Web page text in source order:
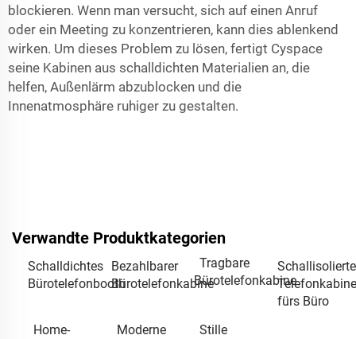
blockieren. Wenn man versucht, sich auf einen Anruf
oder ein Meeting zu konzentrieren, kann dies ablenkend
wirken. Um dieses Problem zu lösen, fertigt Cyspace
seine Kabinen aus schalldichten Materialien an, die
helfen, Außenlärm abzublocken und die
Innenatmosphäre ruhiger zu gestalten.
Verwandte Produktkategorien
Schalldichtes
Bürotelefonbooth
Bezahlbarer
Bürotelefonkabine
Tragbare
Bürotelefonkabine
Schallisolierte
Telefonkabine
fürs Büro
Home-
Moderne
Stille